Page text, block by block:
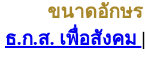
ขนาดอักษร
ธ.ก.ส. เพื่อสังคม |